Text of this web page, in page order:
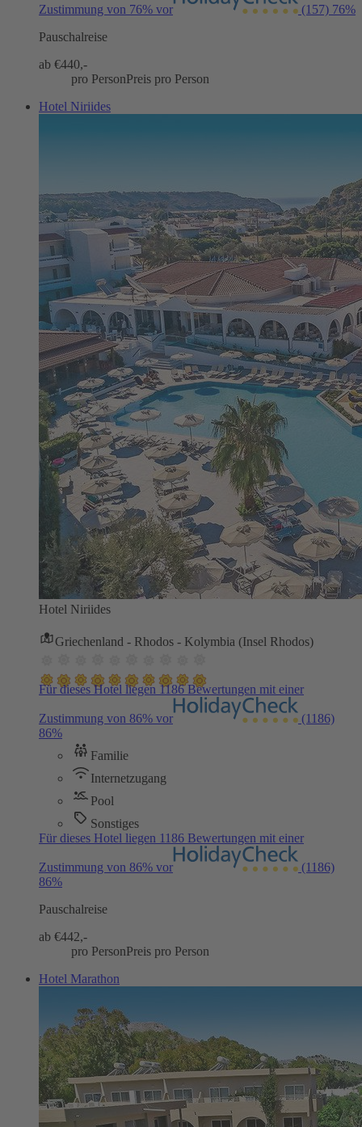
Zustimmung von 76% vor (157) 76%
Pauschalreise
ab €440,-
pro PersonPreis pro Person
Hotel Niriides
Hotel Niriides
Griechenland - Rhodos - Kolymbia (Insel Rhodos)
Für dieses Hotel liegen 1186 Bewertungen mit einer
Zustimmung von 86% vor
(1186)
86%
Familie
Internetzugang
Pool
Sonstiges
Für dieses Hotel liegen 1186 Bewertungen mit einer
Zustimmung von 86% vor
(1186)
86%
Pauschalreise
ab €442,-
pro PersonPreis pro Person
Hotel Marathon